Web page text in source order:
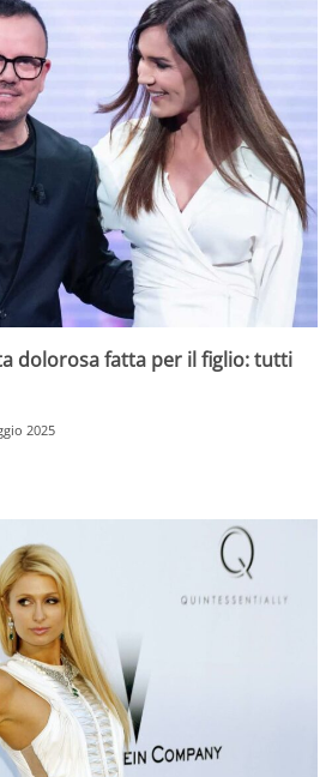
dolorosa fatta per il figlio: tutti
2025